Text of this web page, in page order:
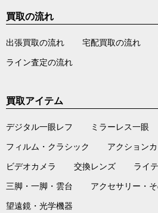
買取の流れ
出張買取の流れ 宅配買取の流れ
ライン査定の流れ
買取アイテム
デジタル一眼レフ ミラーレス一眼
フィルム・クラシック アクション
ビデオカメラ 交換レンズ ライ
三脚・一脚・雲台 アクセサリー・
望遠鏡・光学機器